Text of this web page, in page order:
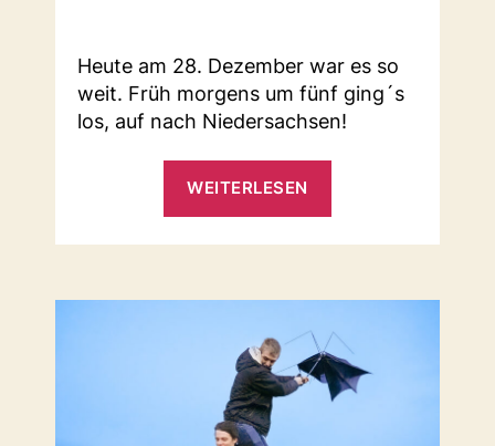
Heute am 28. Dezember war es so
weit. Früh morgens um fünf ging´s
los, auf nach Niedersachsen!
WEITERLESEN